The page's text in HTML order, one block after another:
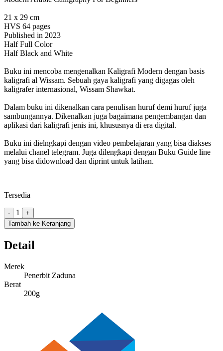
21 x 29 cm
HVS 64 pages
Published in 2023
Half Full Color
Half Black and White
Buku ini mencoba mengenalkan Kaligrafi Modern dengan basis
kaligrafi al Wissam. Sebuah gaya kaligrafi yang digagas oleh
kaligrafer internasional, Wissam Shawkat.
Dalam buku ini dikenalkan cara penulisan huruf demi huruf juga
sambungannya. Dikenalkan juga bagaimana pengembangan dan
aplikasi dari kaligrafi jenis ini, khususnya di era digital.
Buku ini dielngkapi dengan video pembelajaran yang bisa diakses
melalui chanel telegram. Juga dilengkapi dengan Buku Guide line
yang bisa didownload dan diprint untuk latihan.
Tersedia
- 1
+
Tambah ke Keranjang
Detail
Merek
Penerbit Zaduna
Berat
200g